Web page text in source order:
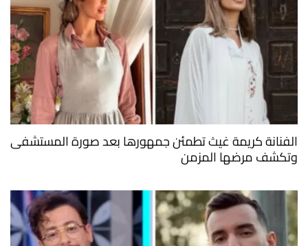
الفنانة كريمة غيث تطمئن جمهورها بعد صورة المستشفى
وتكشف مرضها المزمن